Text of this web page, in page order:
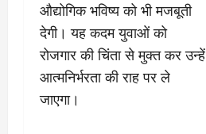
औद्योगिक भविष्य को भी मजबूती
देगी। यह कदम युवाओं को
रोजगार की चिंता से मुक्त कर उन्हें
आत्मनिर्भरता की राह पर ले
जाएगा।